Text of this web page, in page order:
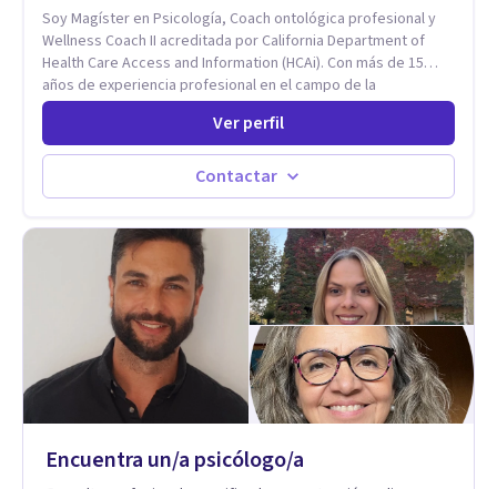
relación saludable de pareja.
Soy Magíster en Psicología, Coach ontológica profesional y
Wellness Coach II acreditada por California Department of
Health Care Access and Information (HCAi). Con más de 15
años de experiencia profesional en el campo de la
Neurociencia del Bienestar y Liderazgo estratégico; bilingüe
(español e inglés), con un enfoque holístico, integrativo
(cuerpo, mente y espíritu) y multicultural.
Ver perfil
Contactar
Encuentra un/a psicólogo/a